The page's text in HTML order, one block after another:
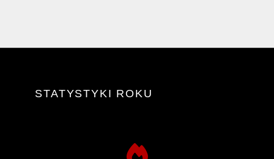
STATYSTYKI ROKU